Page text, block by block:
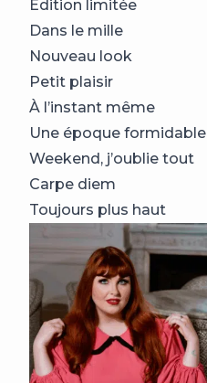
Édition limitée
Dans le mille
Nouveau look
Petit plaisir
À l’instant même
Une époque formidable
Weekend, j’oublie tout
Carpe diem
Toujours plus haut